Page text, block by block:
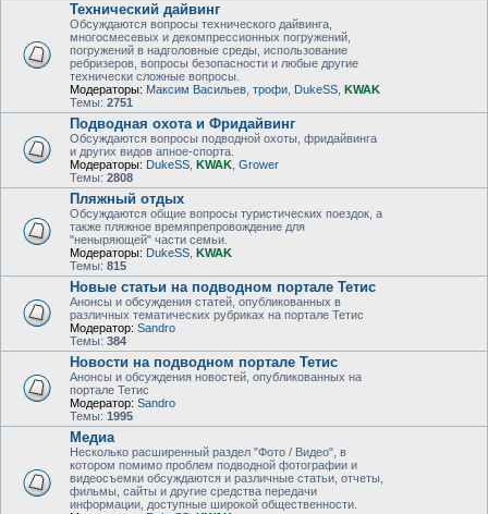
Технический дайвинг
Обсуждаются вопросы технического дайвинга,
многосмесевых и декомпрессионных погружений,
погружений в надголовные среды, использование
ребризеров, вопросы безопасности и любые другие
технически сложные вопросы.
Модераторы: Максим Васильев трофи DukeSS KWAK
Темы: 2751
Подводная охота и Фридайвинг
Обсуждаются вопросы подводной охоты, фридайвинга
и других видов апное-спорта.
Модераторы: DukeSS KWAK Grower
Темы: 2808
Пляжный отдых
Обсуждаются общие вопросы туристических поездок, а
также пляжное времяпрепровождение для
"неныряющей" части семьи.
Модераторы: DukeSS KWAK
Темы: 815
Новые статьи на подводном портале Тетис
Анонсы и обсуждения статей, опубликованных в
различных тематических рубриках на портале Тетис
Модератор: Sandro
Темы: 384
Новости на подводном портале Тетис
Анонсы и обсуждения новостей, опубликованных на
портале Тетис
Модератор: Sandro
Темы: 1995
Медиа
Несколько расширенный раздел "Фото / Видео", в
котором помимо проблем подводной фотографии и
видеосъемки обсуждаются и различные статьи, отчеты,
фильмы, сайты и другие средства передачи
информации, доступные широкой общественности.